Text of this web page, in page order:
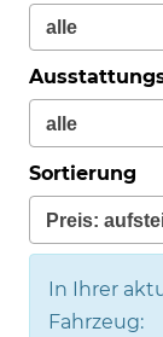
Sortierung
In Ihrer
Fahrzeug: